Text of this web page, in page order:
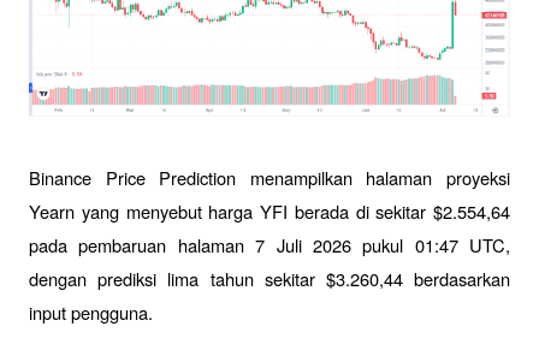
Binance Price Prediction menampilkan halaman proyeksi
Yearn yang menyebut harga YFI berada di sekitar $2.554,64
pada pembaruan halaman 7 Juli 2026 pukul 01:47 UTC,
dengan prediksi lima tahun sekitar $3.260,44 berdasarkan
input pengguna.